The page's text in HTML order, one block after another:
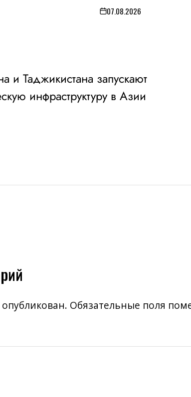
on07.08.2026
и Таджикистана запускают
инфраструктуру в Азии
Обязательные поля